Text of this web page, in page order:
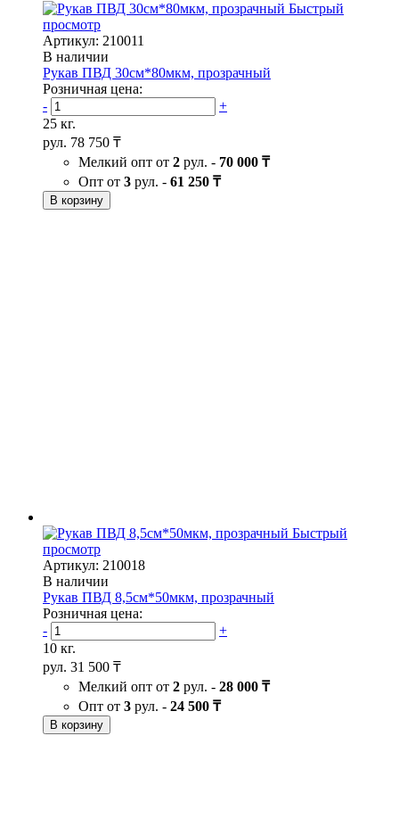
Быстрый
просмотр
Артикул: 210011
В наличии
Рукав ПВД 30см*80мкм, прозрачный
Розничная цена:
-
+
25 кг.
рул. 78 750 ₸
Мелкий опт от 2 рул. - 70 000 ₸
Опт от 3 рул. - 61 250 ₸
В корзину
Быстрый
просмотр
Артикул: 210018
В наличии
Рукав ПВД 8,5см*50мкм, прозрачный
Розничная цена:
-
+
10 кг.
рул. 31 500 ₸
Мелкий опт от 2 рул. - 28 000 ₸
Опт от 3 рул. - 24 500 ₸
В корзину